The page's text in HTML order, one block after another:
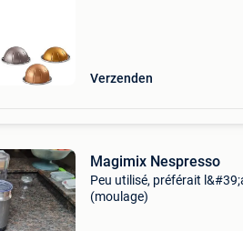
Verzenden
Magimix Nespresso
Peu utilisé, préférait
(moulage)